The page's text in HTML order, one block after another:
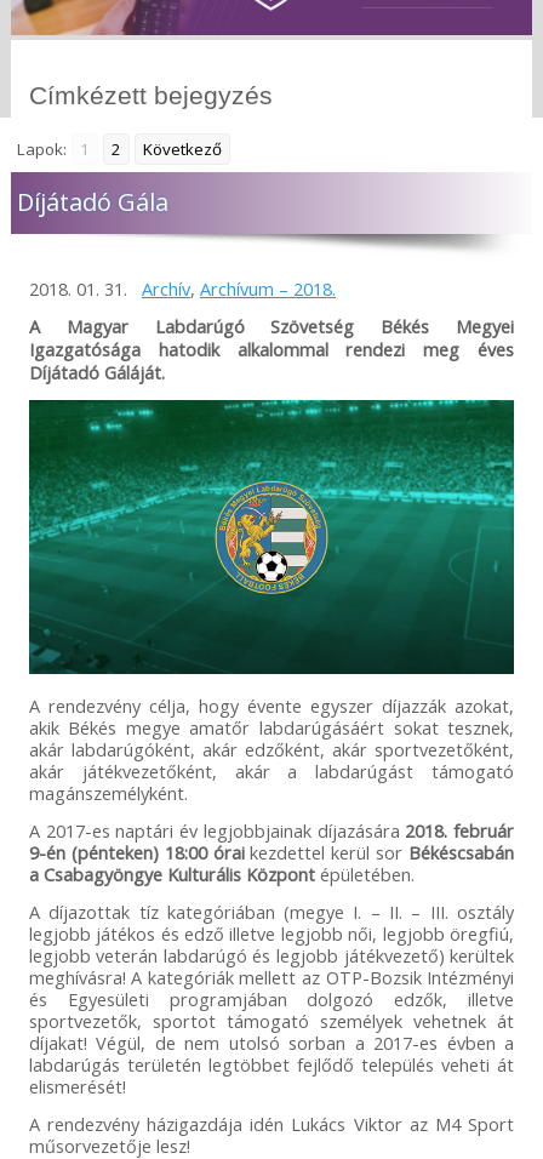
Címkézett bejegyzés
Lapok: 1 2 Következő
Díjátadó Gála
2018. 01. 31. Archív, Archívum – 2018.
A Magyar Labdarúgó Szövetség Békés Megyei
Igazgatósága hatodik alkalommal rendezi meg éves
Díjátadó Gáláját.
A rendezvény célja, hogy évente egyszer díjazzák azokat,
akik Békés megye amatőr labdarúgásáért sokat tesznek,
akár labdarúgóként, akár edzőként, akár sportvezetőként,
akár játékvezetőként, akár a labdarúgást támogató
magánszemélyként.
A 2017-es naptári év legjobbjainak díjazására 2018. február
9-én (pénteken) 18:00 óraikezdettel kerül sor Békéscsabán
a Csabagyöngye Kulturális Központépületében.
A díjazottak tíz kategóriában (megye I. – II. – III. osztály
legjobb játékos és edző illetve legjobb női, legjobb öregfiú,
legjobb veterán labdarúgó és legjobb játékvezető) kerültek
meghívásra! A kategóriák mellett az OTP-Bozsik Intézményi
és Egyesületi programjában dolgozó edzők, illetve
sportvezetők, sportot támogató személyek vehetnek át
díjakat! Végül, de nem utolsó sorban a 2017-es évben a
labdarúgás területén legtöbbet fejlődő település veheti át
elismerését!
A rendezvény házigazdája idén Lukács Viktor az M4 Sport
műsorvezetője lesz!